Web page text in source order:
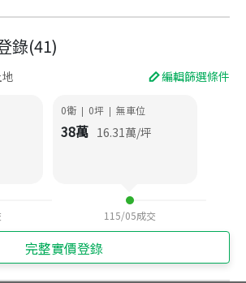
錄(41)
編輯篩選條件
0衛 | 0坪 | 無車位
38萬 16.31萬/坪
115/05成交
完整實價登錄